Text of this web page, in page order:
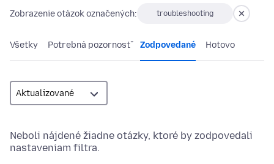
Zobrazenie otázok označených: troubleshooting
Všetky Potrebná pozornosť Zodpovedané Hotovo
Neboli nájdené žiadne otázky, ktoré by zodpovedali
nastaveniam filtra.